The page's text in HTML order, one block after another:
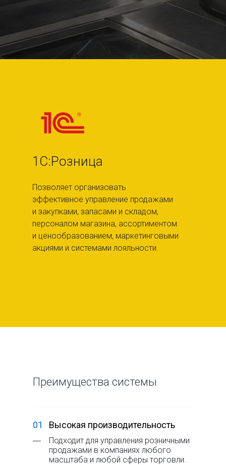
1С:Розница
Позволяет организовать
эффективное управление продажами
и закупками, запасами и складом,
персоналом магазина, ассортиментом
и ценообразованием, маркетинговыми
акциями и системами лояльности.
Преимущества системы
01 Высокая производительность
Подходит для управления розничными
продажами в компаниях любого
масштаба и любой сферы торговли.
―